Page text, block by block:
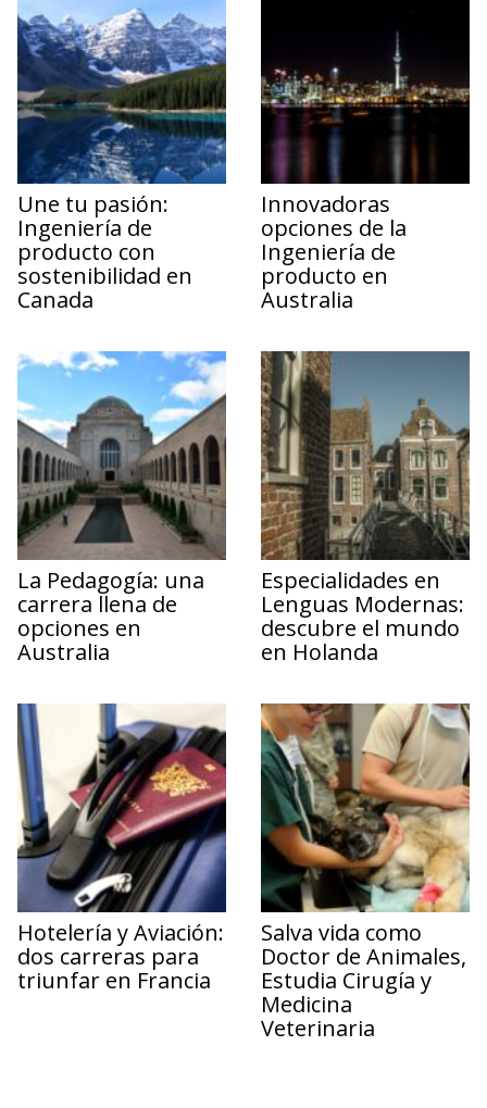
Une tu pasión:
Ingeniería de
producto con
sostenibilidad en
Canada
Innovadoras
opciones de la
Ingeniería de
producto en
Australia
La Pedagogía: una
carrera llena de
opciones en
Australia
Especialidades en
Lenguas Modernas:
descubre el mundo
en Holanda
Hotelería y Aviación:
dos carreras para
triunfar en Francia
Salva vida como
Doctor de Animales,
Estudia Cirugía y
Medicina
Veterinaria